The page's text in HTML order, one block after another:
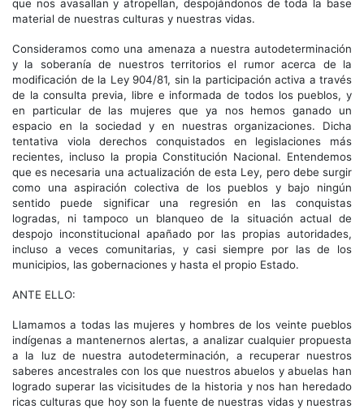
que nos avasallan y atropellan, despojándonos de toda la base
material de nuestras culturas y nuestras vidas.
Consideramos como una amenaza a nuestra autodeterminación
y la soberanía de nuestros territorios el rumor acerca de la
modificación de la Ley 904/81, sin la participación activa a través
de la consulta previa, libre e informada de todos los pueblos, y
en particular de las mujeres que ya nos hemos ganado un
espacio en la sociedad y en nuestras organizaciones. Dicha
tentativa viola derechos conquistados en legislaciones más
recientes, incluso la propia Constitución Nacional. Entendemos
que es necesaria una actualización de esta Ley, pero debe surgir
como una aspiración colectiva de los pueblos y bajo ningún
sentido puede significar una regresión en las conquistas
logradas, ni tampoco un blanqueo de la situación actual de
despojo inconstitucional apañado por las propias autoridades,
incluso a veces comunitarias, y casi siempre por las de los
municipios, las gobernaciones y hasta el propio Estado.
ANTE ELLO:
Llamamos a todas las mujeres y hombres de los veinte pueblos
indígenas a mantenernos alertas, a analizar cualquier propuesta
a la luz de nuestra autodeterminación, a recuperar nuestros
saberes ancestrales con los que nuestros abuelos y abuelas han
logrado superar las vicisitudes de la historia y nos han heredado
ricas culturas que hoy son la fuente de nuestras vidas y nuestras